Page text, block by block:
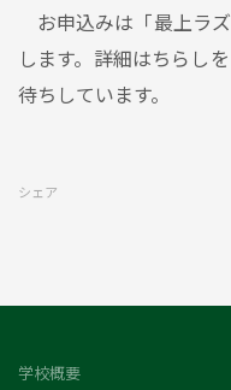
お申込みは「最上ラ
します。詳細はちらし
待ちしています。
シェア
学校概要